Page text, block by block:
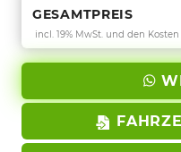
GESAMTPREIS
incl. 19% MwSt. und den